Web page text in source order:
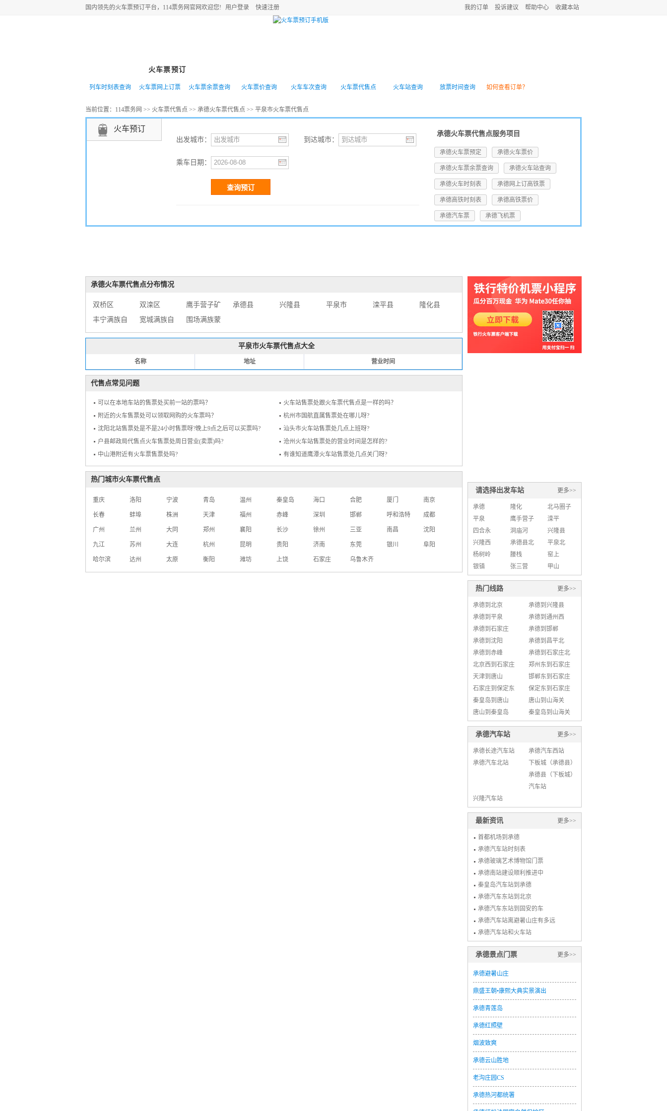
国内领先的火车票预订平台，114票务网官网欢迎您! 用户登录 快速注册 我的订单 投诉建议 帮助中心 收藏本站
火车票预订
列车时刻表查询 火车票网上订票 火车票余票查询 火车票价查询 火车车次查询 火车票代售点 火车站查询 放票时间查询 如何查看订单？
当前位置： 114票务网 >> 火车票代售点 >> 承德火车票代售点 >> 平泉市火车票代售点
火车预订
出发城市： 到达城市：
乘车日期：
承德火车票代售点服务项目
承德火车票预定 承德火车票价
承德火车票余票查询 承德火车站查询
承德火车时刻表 承德网上订高铁票
承德高铁时刻表 承德高铁票价
承德汽车票 承德飞机票
承德火车票代售点分布情况
双桥区 双滦区
鹰手营子矿
区
承德县 兴隆县 平泉市 滦平县
隆化县
丰宁满族自
治县
宽城满族自
治县
围场满族蒙
古族自治县
平泉市火车票代售点大全
名称 地址 营业时间
代售点常见问题
可以在本地车站的售票处买前一站的票吗？
火车站售票处跟火车票代售点是一样的吗？
附近的火车售票处可以领取网购的火车票吗？
杭州市国航直属售票处在哪儿呀?
沈阳北站售票处是不是24小时售票呀?晚上9点之后可以买票吗?
汕头市火车站售票处几点上班呀?
户县邮政局代售点火车售票处周日营业(卖票)吗?
沧州火车站售票处的营业时间是怎样的?
中山港附近有火车票售票处吗?
有谁知道鹰潭火车站售票处几点关门呀?
热门城市火车票代售点
重庆 洛阳 宁波 青岛 温州 秦皇岛 海口 合肥 厦门 南京
长春 蚌埠 株洲 天津 福州 赤峰 深圳 邯郸 呼和浩特 成都
广州 兰州 大同 郑州 襄阳 长沙 徐州 三亚 南昌 沈阳
九江 苏州 大连 杭州 昆明 贵阳 济南 东莞 银川 阜阳
哈尔滨 达州 太原 衡阳 潍坊 上饶 石家庄 乌鲁木齐
更多>>
请选择出发车站
承德 隆化
北马圈子
平泉
鹰手营子
滦平
四合永
洞庙河
兴隆县
兴隆西
承德县北
平泉北
杨树岭
腰栈
窑上
银镇
张三营 甲山
更多>>
热门线路
承德到北京
承德到兴隆县
承德到平泉
承德到通州西
承德到石家庄
承德到邯郸
承德到沈阳
承德到昌平北
承德到赤峰
承德到石家庄北
北京西到石家庄
郑州东到石家庄
天津到唐山
邯郸东到石家庄
石家庄到保定东
保定东到石家庄
秦皇岛到唐山
唐山到山海关
唐山到秦皇岛
秦皇岛到山海关
更多>>
承德汽车站
承德长途汽车站
承德汽车西站
承德汽车北站
下板城（承德县）
承德县（下板城）
汽车站
兴隆汽车站
更多>>
最新资讯
首都机场到承德
承德汽车站时刻表
承德玻璃艺术博物馆门票
承德南站建设顺利推进中
秦皇岛汽车站到承德
承德汽车东站到北京
承德汽车东站到固安的车
承德汽车站离避暑山庄有多远
承德汽车站和火车站
更多>>
承德景点门票
承德避暑山庄
鼎盛王朝•康熙大典实景演出
承德青莲岛
承德红照壁
烟波致爽
承德云山胜地
老沟庄园CS
承德热河都统署